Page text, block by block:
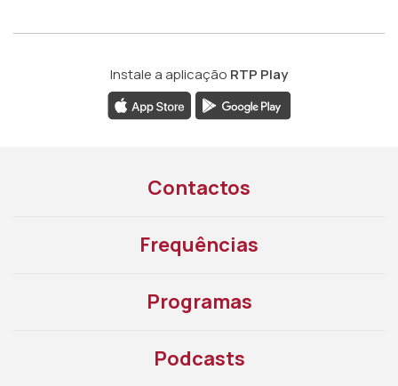
Instale a aplicação RTP Play
Contactos
Frequências
Programas
Podcasts